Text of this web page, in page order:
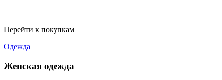
Перейти к покупкам
Одежда
Женская одежда